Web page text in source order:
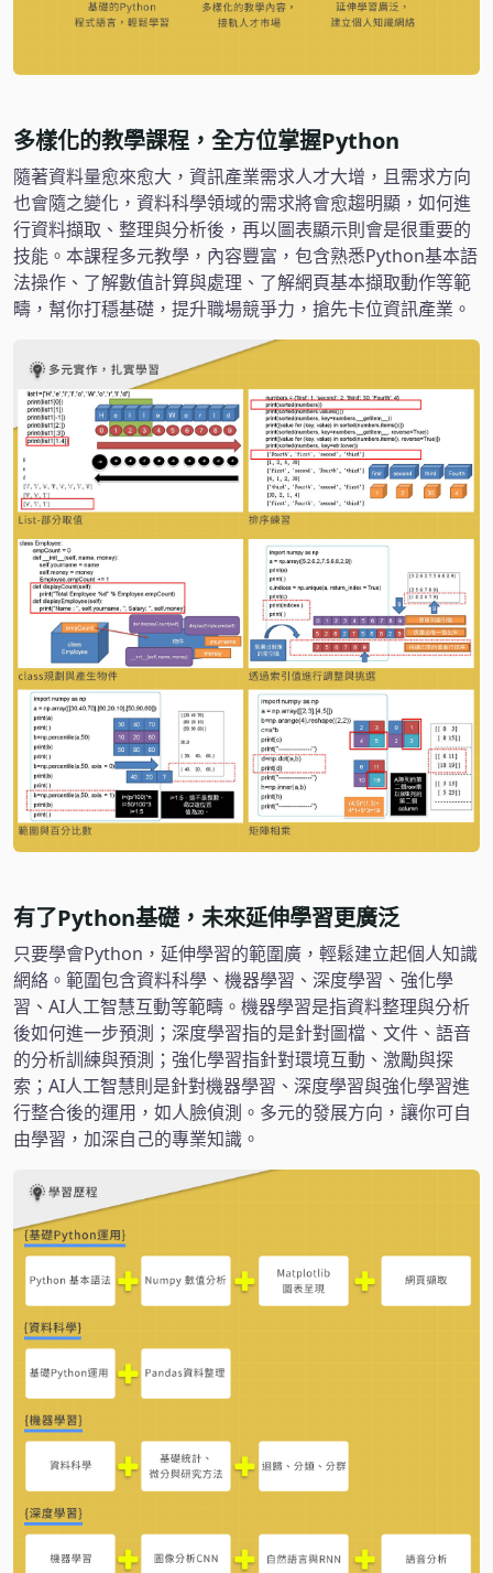
多樣化的教學課程，全方位掌握Python
隨著資料量愈來愈大，資訊產業需求人才大增，且需求方向
也會隨之變化，資料科學領域的需求將會愈趨明顯，如何進
行資料擷取、整理與分析後，再以圖表顯示則會是很重要的
技能。本課程多元教學，內容豐富，包含熟悉Python基本語
法操作、了解數值計算與處理、了解網頁基本擷取動作等範
疇，幫你打穩基礎，提升職場競爭力，搶先卡位資訊產業。
有了Python基礎，未來延伸學習更廣泛
只要學會Python，延伸學習的範圍廣，輕鬆建立起個人知識
網絡。範圍包含資料科學、機器學習、深度學習、強化學
習、AI人工智慧互動等範疇。機器學習是指資料整理與分析
後如何進一步預測；深度學習指的是針對圖檔、文件、語音
的分析訓練與預測；強化學習指針對環境互動、激勵與探
索；AI人工智慧則是針對機器學習、深度學習與強化學習進
行整合後的運用，如人臉偵測。多元的發展方向，讓你可自
由學習，加深自己的專業知識。